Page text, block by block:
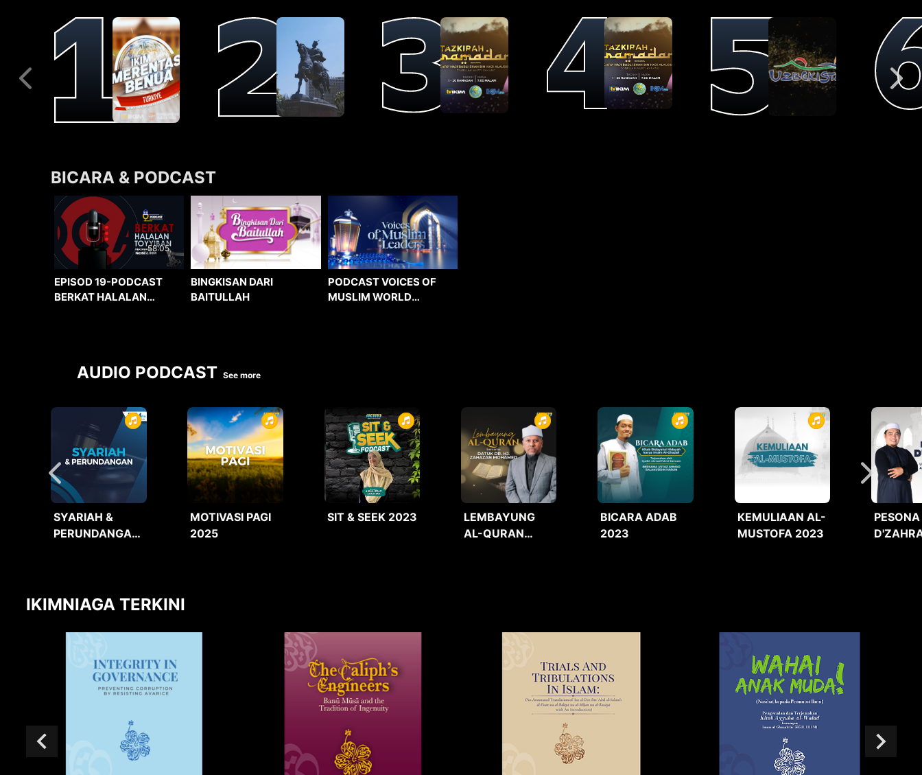
BICARA & PODCAST
58:05
EPISOD 19-PODCAST
BERKAT HALALAN
BINGKISAN DARI
BAITULLAH
PODCAST VOICES OF
MUSLIM WORLD
AUDIO PODCAST See more
SYARIAH &
PERUNDANGAN
MOTIVASI PAGI
2025
SIT & SEEK 2023
LEMBAYUNG
AL-QURAN
BICARA ADAB
2023
KEMULIAAN AL-
MUSTOFA 2023
PESONA
IKIMNIAGA TERKINI